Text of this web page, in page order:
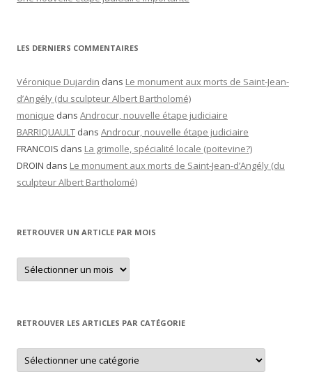
LES DERNIERS COMMENTAIRES
Véronique Dujardin dans Le monument aux morts de Saint-Jean-
d’Angély (du sculpteur Albert Bartholomé)
monique dans Androcur, nouvelle étape judiciaire
BARRIQUAULT dans Androcur, nouvelle étape judiciaire
FRANCOIS dans La grimolle, spécialité locale (poitevine?)
DROIN dans Le monument aux morts de Saint-Jean-d’Angély (du
sculpteur Albert Bartholomé)
RETROUVER UN ARTICLE PAR MOIS
Retrouver
un
article
RETROUVER LES ARTICLES PAR CATÉGORIE
Retrouver
les
articles